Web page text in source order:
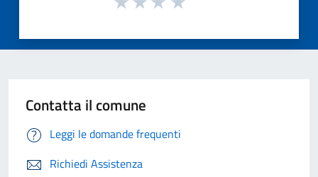
Contatta il comune
Leggi le domande frequenti
Richiedi Assistenza